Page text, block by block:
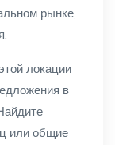
рынке,
локации
в
или общие